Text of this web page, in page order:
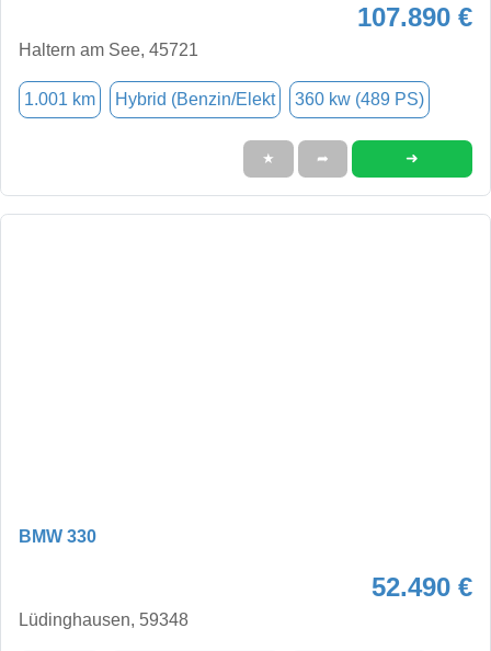
107.890 €
Haltern am See, 45721
1.001 km Hybrid (Benzin/Elekt 360 kw (489 PS)
★ ➦ ➜
BMW 330
52.490 €
Lüdinghausen, 59348